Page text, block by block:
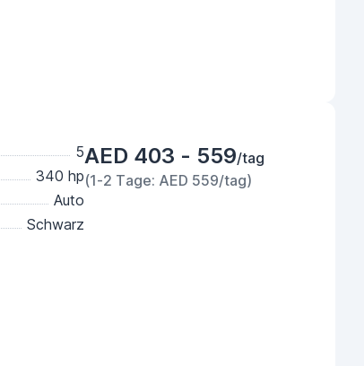
5
340 hp
Auto
Schwarz
AED 403 - 559/tag
(1-2 Tage: AED 559/tag)